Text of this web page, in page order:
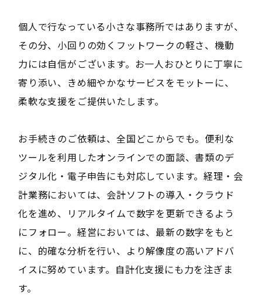
個人で行なっている小さな事務所ではありますが、
その分、小回りの効くフットワークの軽さ、機動
力には自信がございます。お一人おひとりに丁寧に
寄り添い、きめ細やかなサービスをモットーに、
柔軟な支援をご提供いたします。
お手続きのご依頼は、全国どこからでも。便利な
ツールを利用したオンラインでの面談、書類のデ
ジタル化・電子申告にも対応しています。経理・会
計業務においては、会計ソフトの導入・クラウド
化を進め、リアルタイムで数字を更新できるよう
にフォロー。経営においては、最新の数字をもと
に、的確な分析を行い、より解像度の高いアドバ
イスに努めています。自計化支援にも力を注ぎま
す。